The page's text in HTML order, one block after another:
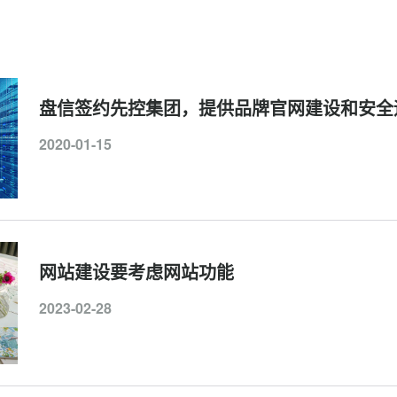
盘信签约先控集团，提供品牌官网建设和安
2020-01-15
网站建设要考虑网站功能
2023-02-28